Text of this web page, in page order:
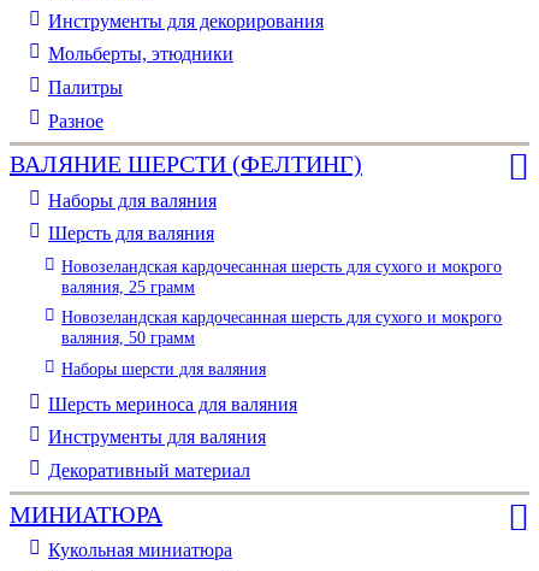
Инструменты для декорирования
Мольберты, этюдники
Палитры
Разное
ВАЛЯНИЕ ШЕРСТИ (ФЕЛТИНГ)
Наборы для валяния
Шерсть для валяния
Новозеландская кардочесанная шерсть для сухого и мокрого
валяния, 25 грамм
Новозеландская кардочесанная шерсть для сухого и мокрого
валяния, 50 грамм
Наборы шерсти для валяния
Шерсть мериноса для валяния
Инструменты для валяния
Декоративный материал
МИНИАТЮРА
Кукольная миниатюра